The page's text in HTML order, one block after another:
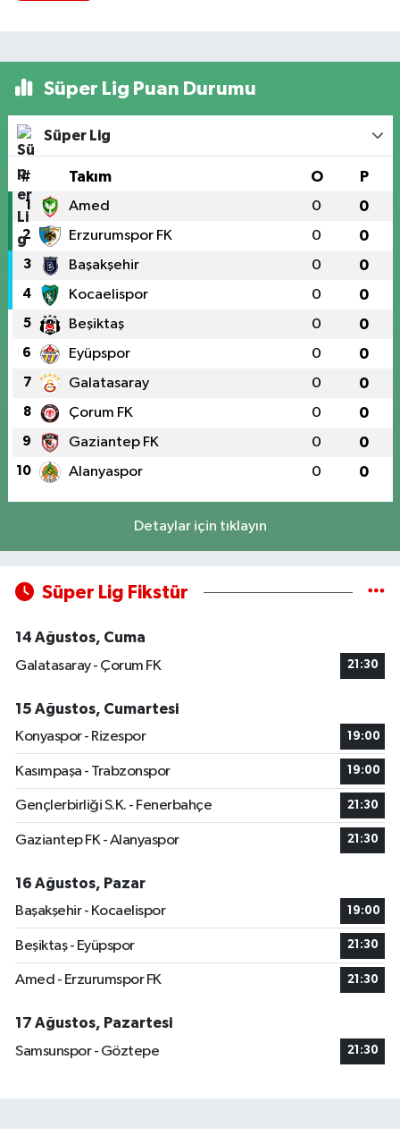
Süper Lig Puan Durumu
Süper Lig
# Takım O P
1 Amed 0 0
2 Erzurumspor FK 0 0
3 Başakşehir 0 0
4 Kocaelispor 0 0
5 Beşiktaş 0 0
6 Eyüpspor 0 0
7 Galatasaray 0 0
8 Çorum FK 0 0
9 Gaziantep FK 0 0
10 Alanyaspor 0 0
Detaylar için tıklayın
Süper Lig Fikstür
14 Ağustos, Cuma
Galatasaray - Çorum FK
21:30
15 Ağustos, Cumartesi
Konyaspor - Rizespor
19:00
Kasımpaşa - Trabzonspor 19:00
Gençlerbirliği S.K. - Fenerbahçe 21:30
Gaziantep FK - Alanyaspor 21:30
16 Ağustos, Pazar
Başakşehir - Kocaelispor
19:00
Beşiktaş - Eyüpspor 21:30
Amed - Erzurumspor FK 21:30
17 Ağustos, Pazartesi
Samsunspor - Göztepe
21:30